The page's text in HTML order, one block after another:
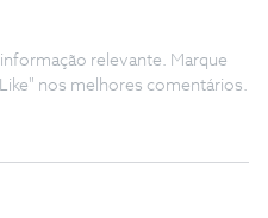
relevante. Marque
nos melhores comentários.